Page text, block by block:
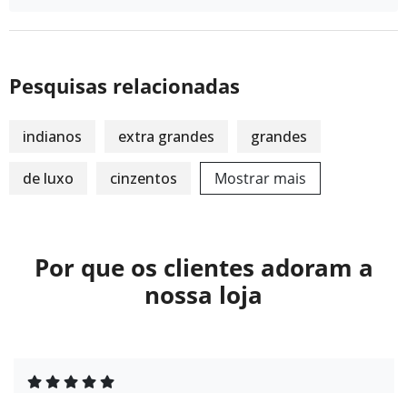
Pesquisas relacionadas
indianos extra grandes grandes
de luxo cinzentos Mostrar mais
Por que os clientes adoram a
nossa loja